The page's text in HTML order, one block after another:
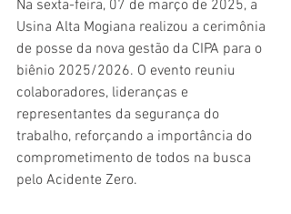
Na sexta-feira, 07 de março de 2025, a
Usina Alta Mogiana realizou a cerimônia
de posse da nova gestão da CIPA para o
biênio 2025/2026. O evento reuniu
colaboradores, lideranças e
representantes da segurança do
trabalho, reforçando a importância do
comprometimento de todos na busca
pelo Acidente Zero.